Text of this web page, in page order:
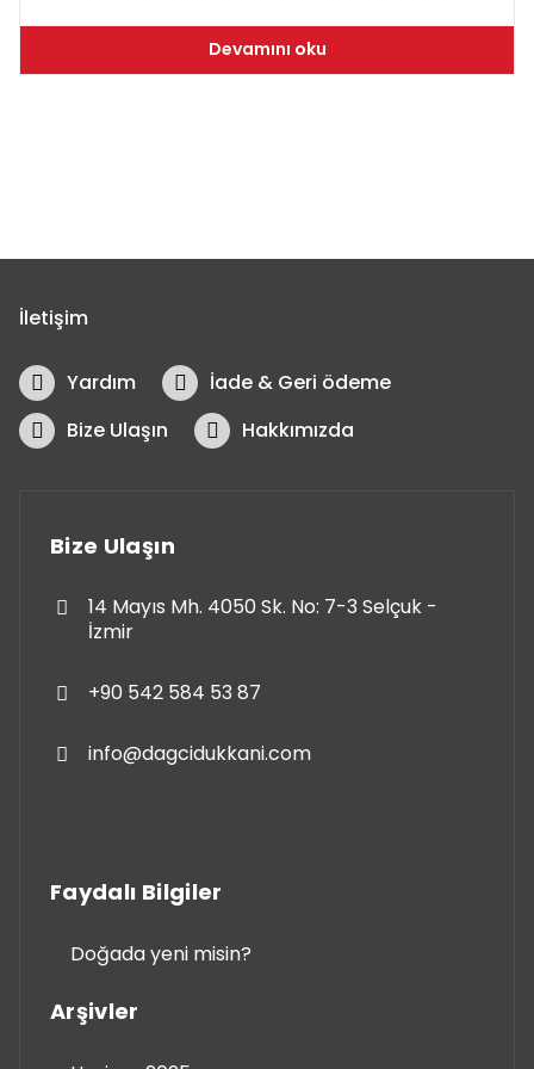
Devamını oku
İletişim
Yardım
İade & Geri ödeme
Bize Ulaşın
Hakkımızda
Bize Ulaşın
14 Mayıs Mh. 4050 Sk. No: 7-3 Selçuk -
İzmir
+90 542 584 53 87
info@dagcidukkani.com
Faydalı Bilgiler
Doğada yeni misin?
Arşivler